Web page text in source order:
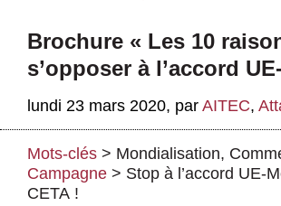
Nos idées
Publications
Agenda
Actus et médias
Brochure « Les 10
s’opposer à l’accord
lundi 23 mars 2020, par AITEC,
Mots-clés > Mondialisation,
Campagne > Stop à l’accord UE-
CETA !